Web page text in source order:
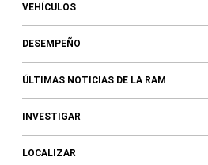
VEHÍCULOS
DESEMPEÑO
ÚLTIMAS NOTICIAS DE LA RAM
INVESTIGAR
LOCALIZAR